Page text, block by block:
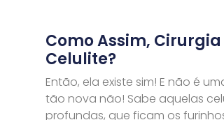
Como Assim,
Celulite?
Então, ela existe sim! E não é
tão nova não! Sabe aquelas
profundas, que ficam os